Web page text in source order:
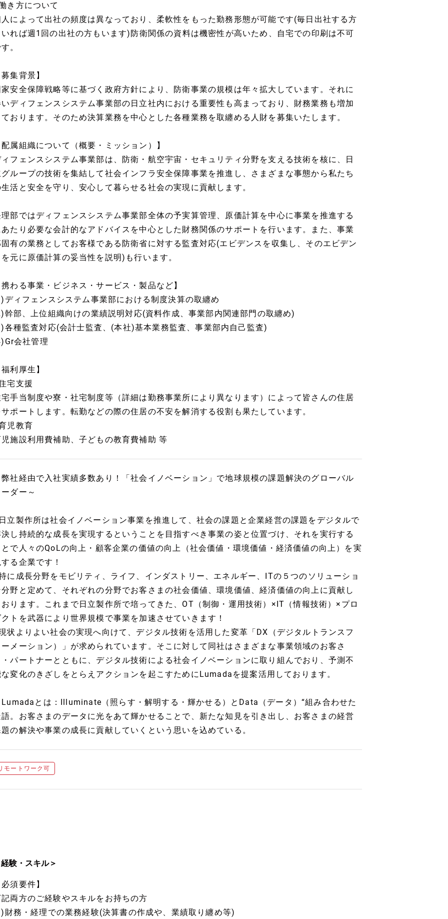
き方について
によって出社の頻度は異なっており、柔軟性をもった勤務形態が可能です(毎日出社する方
れば週1回の出社の方もいます)防衛関係の資料は機密性が高いため、自宅での印刷は不可
。
集背景】
安全保障戦略等に基づく政府方針により、防衛事業の規模は年々拡大しています。それに
ディフェンスシステム事業部の日立社内における重要性も高まっており、財務業務も増加
おります。そのため決算業務を中心とした各種業務を取纏める人財を募集いたします。
属組織について（概要・ミッション）】
フェンスシステム事業部は、防衛・航空宇宙・セキュリティ分野を支える技術を核に、日
ループの技術を集結して社会インフラ安全保障事業を推進し、さまざまな事態から私たち
活と安全を守り、安心して暮らせる社会の実現に貢献します。
部ではディフェンスシステム事業部全体の予実算管理、原価計算を中心に事業を推進する
たり必要な会計的なアドバイスを中心とした財務関係のサポートを行います。また、事業
有の業務としてお客様である防衛省に対する監査対応(エビデンスを収集し、そのエビデン
元に原価計算の妥当性を説明)も行います。
わる事業・ビジネス・サービス・製品など】
ディフェンスシステム事業部における制度決算の取纏め
幹部、上位組織向けの業績説明対応(資料作成、事業部内関連部門の取纏め)
各種監査対応(会計士監査、(本社)基本業務監査、事業部内自己監査)
会社管理
利厚生】
宅支援
手当制度や寮・社宅制度等（詳細は勤務事業所により異なります）によって皆さんの住居
ポートします。転勤などの際の住居の不安を解消する役割も果たしています。
児教育
施設利用費補助、子どもの教育費補助 等
社経由で入社実績多数あり！「社会イノベーション」で地球規模の課題解決のグローバル
ダー～
立製作所は社会イノベーション事業を推進して、社会の課題と企業経営の課題をデジタルで
し持続的な成長を実現するということを目指すべき事業の姿と位置づけ、それを実行する
で人々のQoLの向上・顧客企業の価値の向上（社会価値・環境価値・経済価値の向上）を実
る企業です！
に成長分野をモビリティ、ライフ、インダストリー、エネルギー、ITの５つのソリューショ
野と定めて、それぞれの分野でお客さまの社会価値、環境価値、経済価値の向上に貢献し
ります。これまで日立製作所で培ってきた、OT（制御・運用技術）×IT（情報技術）×プロ
トを武器により世界規模で事業を加速させていきます！
状よりよい社会の実現へ向けて、デジタル技術を活用した変革「DX（デジタルトランスフ
メーション）」が求められています。そこに対して同社はさまざまな事業領域のお客さ
パートナーとともに、デジタル技術による社会イノベーションに取り組んでおり、予測不
変化のきざしをとらえアクションを起こすためにLumadaを提案活用しております。
とは：Illuminate（照らす・解明する・輝かせる）とData（データ）“組み合わせた
。お客さまのデータに光をあて輝かせることで、新たな知見を引き出し、お客さまの経営
の解決や事業の成長に貢献していくという思いを込めている。
モートワーク可
験・スキル＞
須要件】
両方のご経験やスキルをお持ちの方
財務・経理での業務経験(決算書の作成や、業績取り纏め等)